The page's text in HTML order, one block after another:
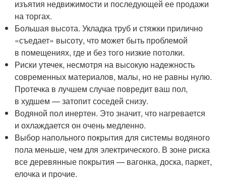
изъятия недвижимости и последующей ее продажи
на торгах.
Большая высота. Укладка труб и стяжки прилично
«съедает» высоту, что может быть проблемой
в помещениях, где и без того низкие потолки.
Риски утечек, несмотря на высокую надежность
современных материалов, малы, но не равны нулю.
Протечка в лучшем случае повредит ваш пол,
в худшем — затопит соседей снизу.
Водяной пол инертен. Это значит, что нагревается
и охлаждается он очень медленно.
Выбор напольного покрытия для системы водяного
пола меньше, чем для электрического. В зоне риска
все деревянные покрытия — вагонка, доска, паркет,
елочка и прочие.